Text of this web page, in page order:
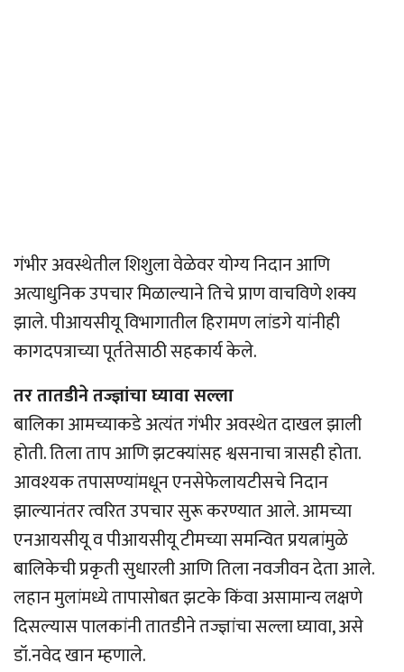
गंभीर अवस्थेतील शिशुला वेळेवर योग्य निदान आणि
अत्याधुनिक उपचार मिळाल्याने तिचे प्राण वाचविणे शक्य
झाले. पीआयसीयू विभागातील हिरामण लांडगे यांनीही
कागदपत्राच्या पूर्ततेसाठी सहकार्य केले.
तर तातडीने तज्ज्ञांचा घ्यावा सल्ला
बालिका आमच्याकडे अत्यंत गंभीर अवस्थेत दाखल झाली
होती. तिला ताप आणि झटक्यांसह श्वसनाचा त्रासही होता.
आवश्यक तपासण्यांमधून एनसेफेलायटीसचे निदान
झाल्यानंतर त्वरित उपचार सुरू करण्यात आले. आमच्या
एनआयसीयू व पीआयसीयू टीमच्या समन्वित प्रयत्नांमुळे
बालिकेची प्रकृती सुधारली आणि तिला नवजीवन देता आले.
लहान मुलांमध्ये तापासोबत झटके किंवा असामान्य लक्षणे
दिसल्यास पालकांनी तातडीने तज्ज्ञांचा सल्ला घ्यावा, असे
डॉ.नवेद खान म्हणाले.